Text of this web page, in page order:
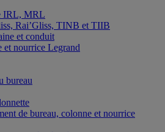
IRL, MRL
Rai’Gliss, TINB et TIIB
et conduit
et nourrice Legrand
bureau
de bureau, colonne et nourrice